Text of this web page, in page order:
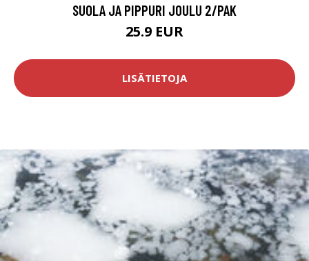
SUOLA JA PIPPURI JOULU 2/PAK
25.9 EUR
LISÄTIETOJA